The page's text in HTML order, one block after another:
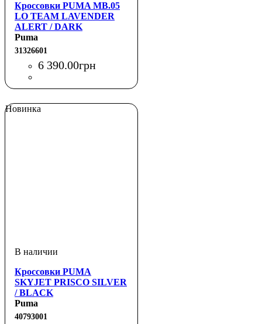
Кроссовки PUMA MB.05
LO TEAM LAVENDER
ALERT / DARK
AMETHYST
Puma
31326601
6 390.00грн
Новинка
Кроссовки PUMA
SKYJET PRISCO SILVER
/ BLACK
Puma
40793001